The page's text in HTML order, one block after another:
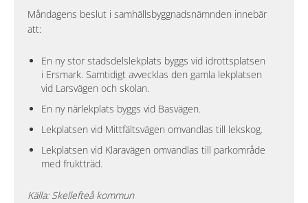
Måndagens beslut i samhällsbyggnadsnämnden innebär
att:
En ny stor stadsdelslekplats byggs vid idrottsplatsen
i Ersmark. Samtidigt avvecklas den gamla lekplatsen
vid Larsvägen och skolan.
En ny närlekplats byggs vid Basvägen.
Lekplatsen vid Mittfältsvägen omvandlas till lekskog.
Lekplatsen vid Klaravägen omvandlas till parkområde
med fruktträd.
Källa: Skellefteå kommun